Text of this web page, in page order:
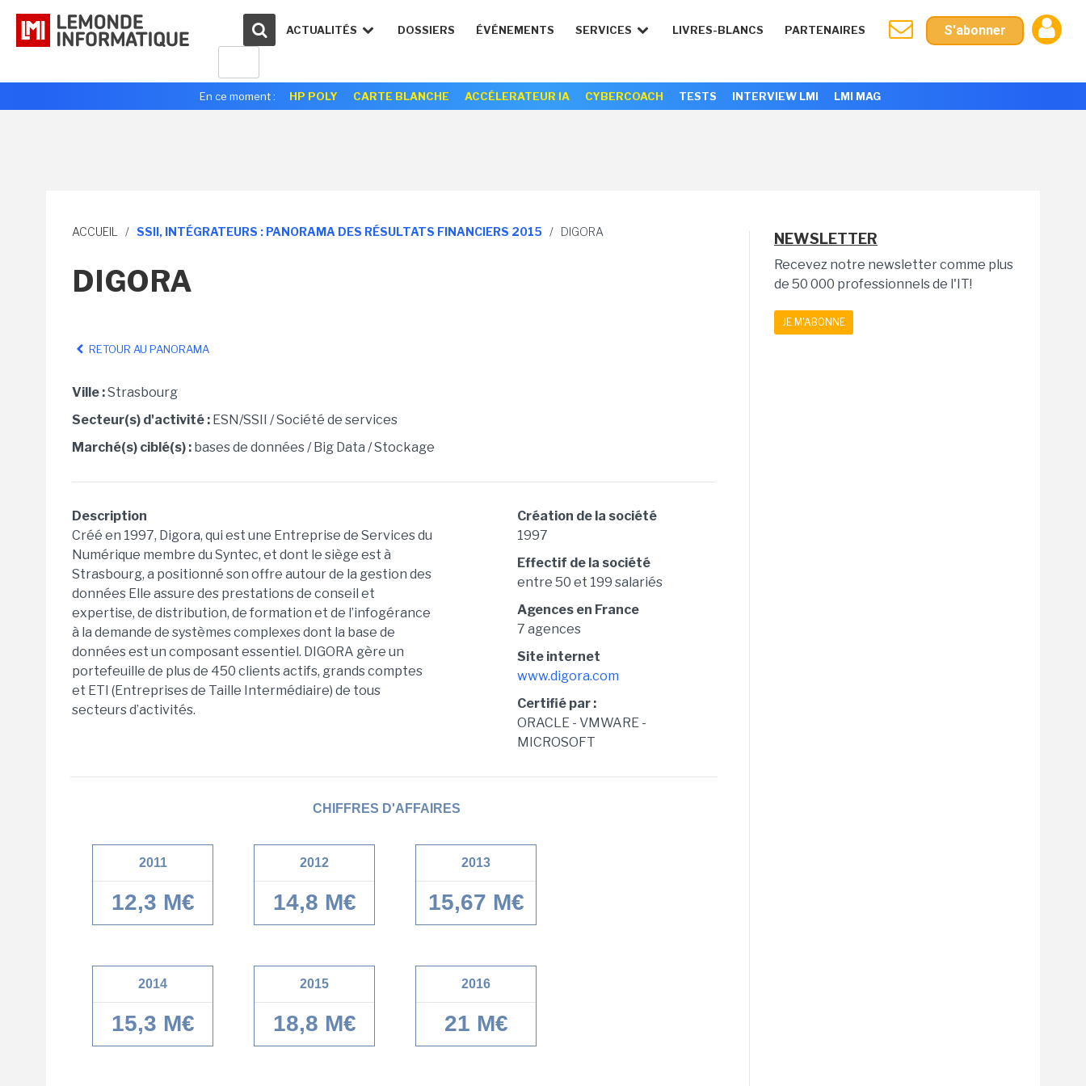
ACTUALITÉS DOSSIERS ÉVÉNEMENTS SERVICES LIVRES-BLANCS PARTENAIRES S'abonner
En ce moment : HP POLY CARTE BLANCHE ACCÉLERATEUR IA CYBERCOACH TESTS INTERVIEW LMI LMI MAG
ACCUEIL / SSII, INTÉGRATEURS : PANORAMA DES RÉSULTATS FINANCIERS 2015 / DIGORA
DIGORA
RETOUR AU PANORAMA
Ville :Strasbourg
Secteur(s) d'activité : ESN/SSII / Société de services
Marché(s) ciblé(s) : bases de données / Big Data / Stockage
Description
Créé en 1997, Digora, qui est une Entreprise de Services du
Numérique membre du Syntec, et dont le siège est à
Strasbourg, a positionné son offre autour de la gestion des
données Elle assure des prestations de conseil et
expertise, de distribution, de formation et de l’infogérance
à la demande de systèmes complexes dont la base de
données est un composant essentiel. DIGORA gère un
portefeuille de plus de 450 clients actifs, grands comptes
et ETI (Entreprises de Taille Intermédiaire) de tous
secteurs d’activités.
Création de la société
1997
Effectif de la société
entre 50 et 199 salariés
Agences en France
7 agences
Site internet
www.digora.com
Certifié par :
ORACLE - VMWARE -
MICROSOFT
CHIFFRES D'AFFAIRES
2011
12,3 M€
2012
14,8 M€
2013
15,67 M€
2014
15,3 M€
2015
18,8 M€
2016
21 M€
NEWSLETTER
Recevez notre newsletter comme plus
de 50 000 professionnels de l'IT!
JE M'ABONNE